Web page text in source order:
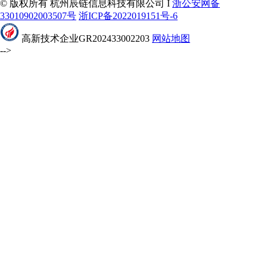
© 版权所有 杭州辰链信息科技有限公司 I 浙公安网备
33010902003507号 浙ICP备2022019151号-6
高新技术企业GR202433002203 网站地图
-->